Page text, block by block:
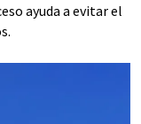
ayuda a evitar el